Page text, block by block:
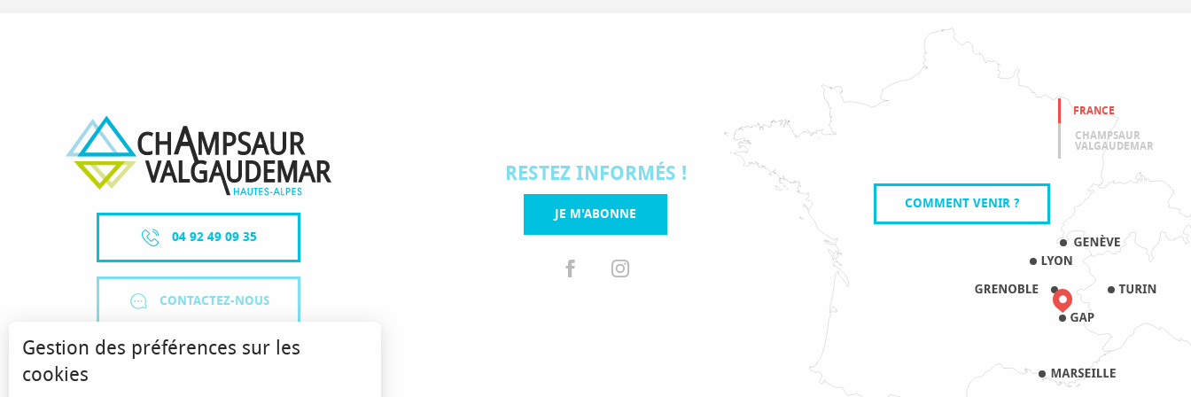
04 92 49 09 35
CONTACTEZ-NOUS
RESTEZ INFORMÉS !
JE M'ABONNE
FRANCE
CHAMPSAUR
VALGAUDEMAR
COMMENT VENIR ?
Gestion des préférences sur les
cookies